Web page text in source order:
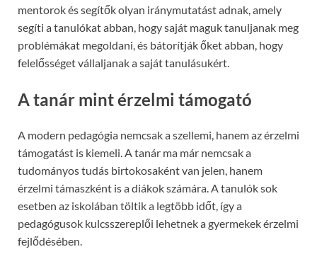
mentorok és segítők olyan iránymutatást adnak, amely
segíti a tanulókat abban, hogy saját maguk tanuljanak meg
problémákat megoldani, és bátorítják őket abban, hogy
felelősséget vállaljanak a saját tanulásukért.
A tanár mint érzelmi támogató
A modern pedagógia nemcsak a szellemi, hanem az érzelmi
támogatást is kiemeli. A tanár ma már nemcsak a
tudományos tudás birtokosaként van jelen, hanem
érzelmi támaszként is a diákok számára. A tanulók sok
esetben az iskolában töltik a legtöbb időt, így a
pedagógusok kulcsszereplői lehetnek a gyermekek érzelmi
fejlődésében.